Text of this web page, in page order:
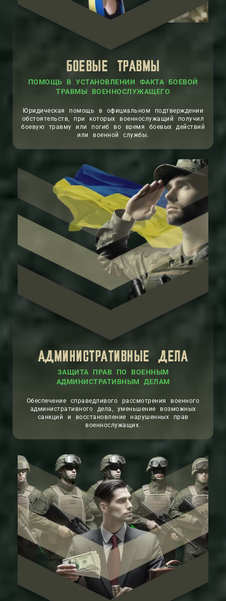
БОЕВЫЕ ТРАВМЫ
ПОМОЩЬ В УСТАНОВЛЕНИИ ФАКТА БОЕВОЙ
ТРАВМЫ ВОЕННОСЛУЖАЩЕГО
Юридическая помощь в официальном подтверждении
обстоятельств, при которых военнослужащий получил
боевую травму или погиб во время боевых действий
или военной службы.
АДМИНИСТРАТИВНЫЕ ДЕЛА
ЗАЩИТА ПРАВ ПО ВОЕННЫМ
АДМИНИСТРАТИВНЫМ ДЕЛАМ
Обеспечение справедливого рассмотрения военного
административного дела, уменьшение возможных
санкций и восстановление нарушенных прав
военнослужащих.